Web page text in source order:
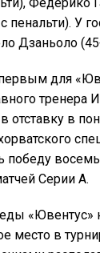
Федерико
пенальти). У
Дзаньоло
для
тренера
отставку в
победу
Серии А.
«Ювентус»
место в